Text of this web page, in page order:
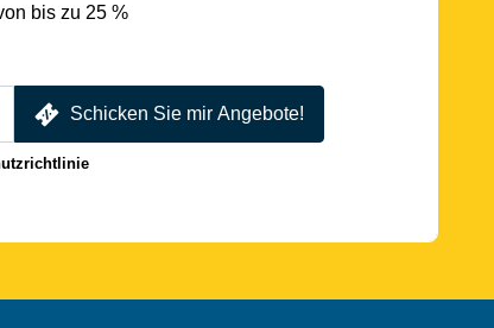
bis zu 25 %
Schicken Sie mir Angebote!